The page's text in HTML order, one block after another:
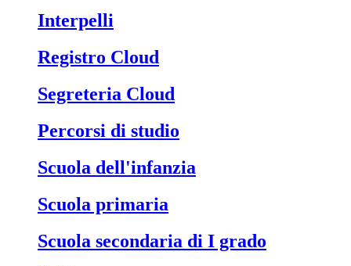
Interpelli
Registro Cloud
Segreteria Cloud
Percorsi di studio
Scuola dell'infanzia
Scuola primaria
Scuola secondaria di I grado